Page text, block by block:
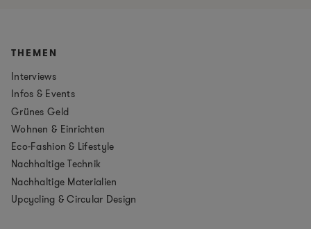
THEMEN
Interviews
Infos & Events
Grünes Geld
Wohnen & Einrichten
Eco-Fashion & Lifestyle
Nachhaltige Technik
Nachhaltige Materialien
Upcycling & Circular Design